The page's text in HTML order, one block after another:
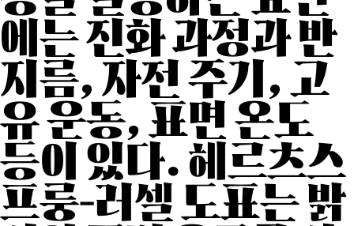
에는 진화 과정과 반
지름, 자전 주기, 고
유 운동, 표면 온도
등이 있다. 헤르츠스
프룽-러셀 도표는 밝